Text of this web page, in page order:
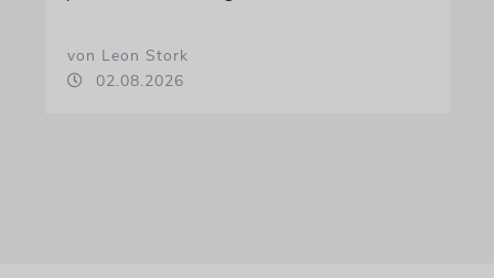
von Leon Stork
02.08.2026